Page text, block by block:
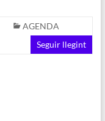
AGENDA
Seguir llegint